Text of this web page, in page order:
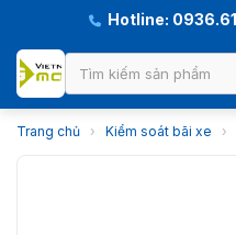
Hotline:
Trang chủ › Kiểm soát bãi xe ›